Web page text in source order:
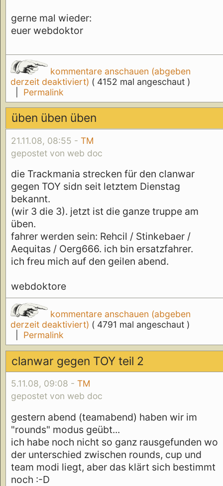
gerne mal wieder:
euer webdoktor
kommentare anschauen (abgeben
derzeit deaktiviert) ( 4152 mal angeschaut )
Permalink
üben üben üben
21.11.08, 08:55 - TM
gepostet von web doc
die Trackmania strecken für den clanwar
gegen TOY sidn seit letztem Dienstag
bekannt.
(wir 3 die 3). jetzt ist die ganze truppe am
üben.
fahrer werden sein: Rehcil / Stinkebaer /
Aequitas / Oerg666. ich bin ersatzfahrer.
ich freu mich auf den geilen abend.
webdoktore
kommentare anschauen (abgeben
derzeit deaktiviert) ( 4791 mal angeschaut )
Permalink
clanwar gegen TOY teil 2
5.11.08, 09:08 - TM
gepostet von web doc
gestern abend (teamabend) haben wir im
"rounds" modus geübt...
ich habe noch nicht so ganz rausgefunden wo
der unterschied zwischen rounds, cup und
team modi liegt, aber das klärt sich bestimmt
noch :-D